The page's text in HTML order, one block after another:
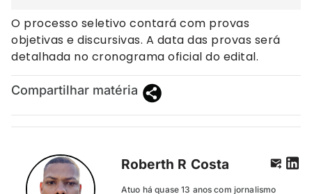
O processo seletivo contará com provas
objetivas e discursivas. A data das provas será
detalhada no cronograma oficial do edital.
Compartilhar matéria
Roberth R Costa
Atuo há quase 13 anos com jornalismo